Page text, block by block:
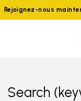
Rejoignez-nous
Search